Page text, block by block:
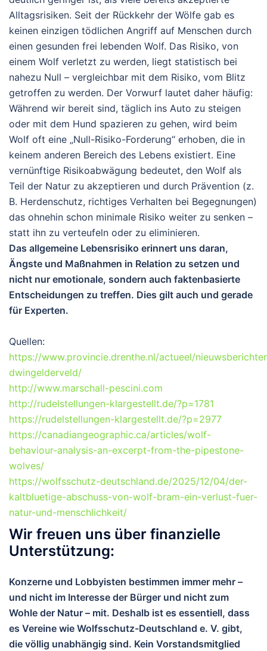
Alltagsrisiken. Seit der Rückkehr der Wölfe gab es
keinen einzigen tödlichen Angriff auf Menschen durch
einen gesunden frei lebenden Wolf. Das Risiko, von
einem Wolf verletzt zu werden, liegt statistisch bei
nahezu Null – vergleichbar mit dem Risiko, vom Blitz
getroffen zu werden. Der Vorwurf lautet daher häufig:
Während wir bereit sind, täglich ins Auto zu steigen
oder mit dem Hund spazieren zu gehen, wird beim
Wolf oft eine „Null-Risiko-Forderung“ erhoben, die in
keinem anderen Bereich des Lebens existiert. Eine
vernünftige Risikoabwägung bedeutet, den Wolf als
Teil der Natur zu akzeptieren und durch Prävention (z.
B. Herdenschutz, richtiges Verhalten bei Begegnungen)
das ohnehin schon minimale Risiko weiter zu senken –
statt ihn zu verteufeln oder zu eliminieren.
Das allgemeine Lebensrisiko erinnert uns daran,
Ängste und Maßnahmen in Relation zu setzen und
nicht nur emotionale, sondern auch faktenbasierte
Entscheidungen zu treffen. Dies gilt auch und gerade
für Experten.
Quellen:
https://www.provincie.drenthe.nl/actueel/
dwingelderveld/
http://www.marschall-pescini.com
http://rudelstellungen-klargestellt.de/?p=1781
https://rudelstellungen-klargestellt.de/?p=2977
https://canadiangeographic.ca/articles/wolf-
behaviour-analysis-an-excerpt-from-the-pipestone-
wolves/
https://wolfsschutz-deutschland.de/2025/12/04/der-
kaltbluetige-abschuss-von-wolf-bram-ein-verlust-fuer-
natur-und-menschlichkeit/
Wir freuen uns über finanzielle
Unterstützung:
Konzerne und Lobbyisten bestimmen immer mehr –
und nicht im Interesse der Bürger und nicht zum
Wohle der Natur – mit. Deshalb ist es essentiell, dass
es Vereine wie Wolfsschutz-Deutschland e. V. gibt,
die völlig unabhängig sind. Kein Vorstandsmitglied